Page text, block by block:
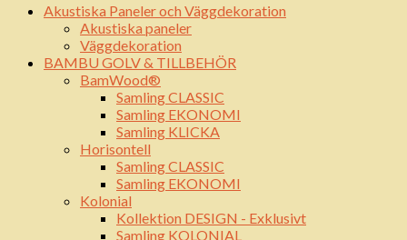
Akustiska Paneler och Väggdekoration
Akustiska paneler
Väggdekoration
BAMBU GOLV & TILLBEHÖR
BamWood®
Samling CLASSIC
Samling EKONOMI
Samling KLICKA
Horisontell
Samling CLASSIC
Samling EKONOMI
Kolonial
Kollektion DESIGN - Exklusivt
Samling KOLONIAL